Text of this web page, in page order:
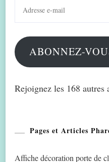
mail
ABONNEZ-
Rejoignez les 168 autres
Pages et Articles
Affiche décoration porte de